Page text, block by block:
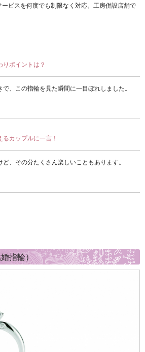
ビスを何度でも制限なく対応。工房併設店舗で
ポイントは？
、この指輪を見た瞬間に一目ぼれしました。
るカップルに一言！
、その分たくさん楽しいこともあります。
指輪）